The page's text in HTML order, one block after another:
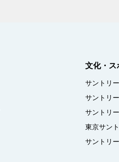
文化・ス
サントリ
サントリ
サントリ
東京サン
サントリ